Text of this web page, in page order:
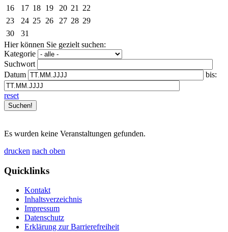
16
17 18 19 20 21
22
23
24 25 26 27 28 29
30
31
Hier können Sie gezielt suchen:
Kategorie
Suchwort
Datum
bis:
reset
Es wurden keine Veranstaltungen gefunden.
drucken nach oben
Quicklinks
Kontakt
Inhaltsverzeichnis
Impressum
Datenschutz
Erklärung zur Barrierefreiheit